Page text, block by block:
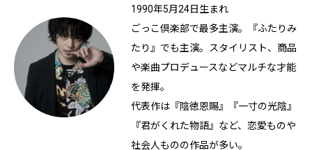
1990年5月24日生まれ
ごっこ倶楽部で最多主演。『ふたりみ
たり』でも主演。スタイリスト、商品
や楽曲プロデュースなどマルチな才能
を発揮。
代表作は『陰徳恩賜』『一寸の光陰』
『君がくれた物語』など、恋愛ものや
社会人ものの作品が多い。